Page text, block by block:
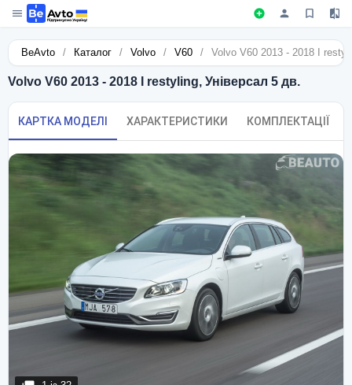
BeAvto / Каталог / Volvo / V60 / Volvo V60 2013 - 2018 I
Volvo V60 2013 - 2018 I restyling, Універсал 5 дв.
КАРТКА МОДЕЛІ ХАРАКТЕРИСТИКИ КОМПЛЕКТАЦІЇ